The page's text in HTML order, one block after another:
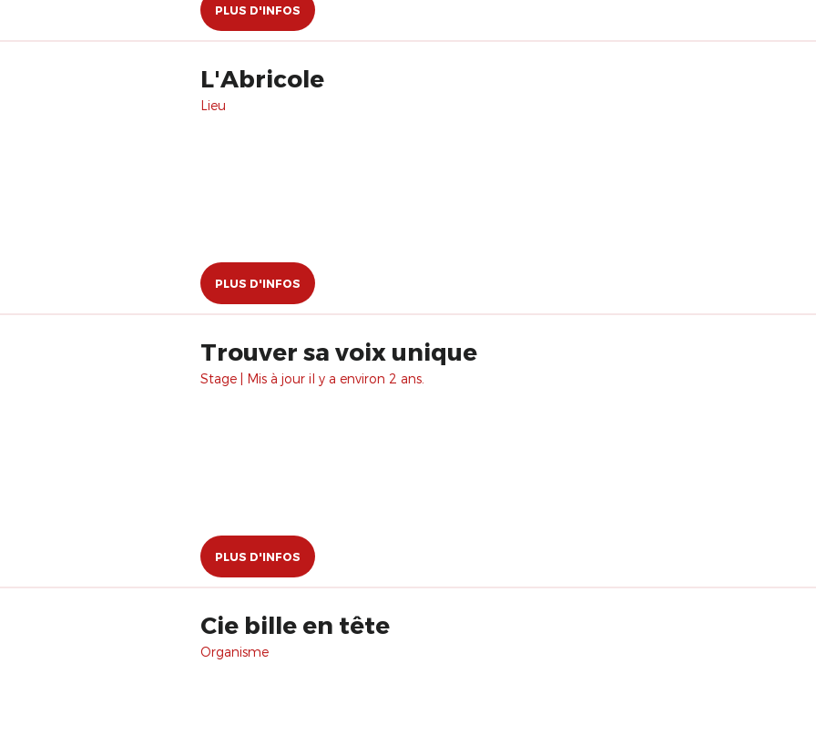
PLUS D'INFOS
L'Abricole
Lieu
PLUS D'INFOS
Trouver sa voix unique
Stage | Mis à jour il y a environ 2 ans.
PLUS D'INFOS
Cie bille en tête
Organisme